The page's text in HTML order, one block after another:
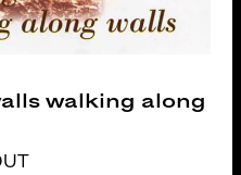
walking along